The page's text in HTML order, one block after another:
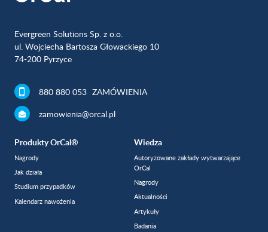
Evergreen Solutions Sp. z o.o.
ul. Wojciecha Bartosza Głowackiego 10
74-200 Pyrzyce
880 880 053 ZAMÓWIENIA
zamowienia@orcal.pl
Produkty OrCal®
Nagrody
Jak działa
Studium przypadków
Kalendarz nawożenia
Wiedza
Autoryzowane zakłady wytwarzające
OrCal
Nagrody
Aktualności
Artykuły
Badania